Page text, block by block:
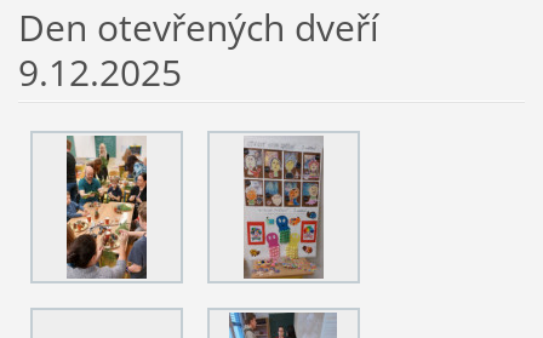
Den otevřených dveří
9.12.2025